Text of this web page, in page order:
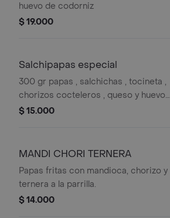
huevo de codorniz
$ 19.000
Salchipapas especial
300 gr papas , salchichas , tocineta ,
chorizos cocteleros , queso y huevos
de codorniz
$ 15.000
MANDI CHORI TERNERA
Papas fritas con mandioca, chorizo y
ternera a la parrilla.
$ 14.000